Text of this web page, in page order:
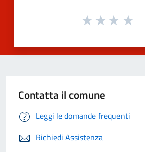
Contatta il comune
Leggi le domande frequenti
Richiedi Assistenza